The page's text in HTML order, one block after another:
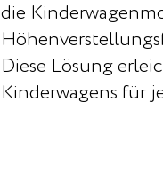
die
Diese Lösung
Kinderwagens für